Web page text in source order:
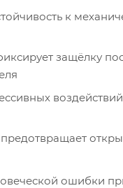
к
защёлку
ошибки